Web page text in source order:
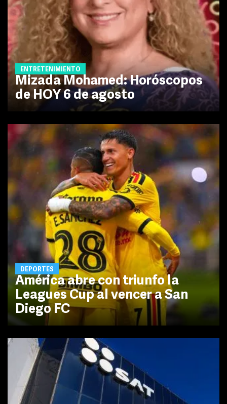
ENTRETENIMIENTO
Mizada Mohamed: Horóscopos
de HOY 6 de agosto
DEPORTES
América abre con triunfo la
Leagues Cup al vencer a San
Diego FC